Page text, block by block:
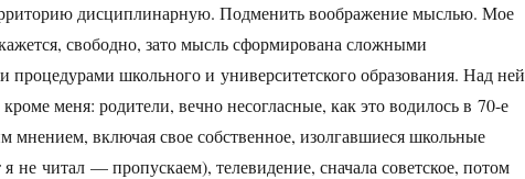
дисциплинарную. Подменить воображение мыслью. Мое
свободно, зато мысль сформирована сложными
процедурами школьного и университетского образования. Над ней
кроме меня: родители, вечно несогласные, как это водилось в 70-е
мнением, включая свое собственное, изолгавшиеся школьные
я не читал — пропускаем), телевидение, сначала советское, потом